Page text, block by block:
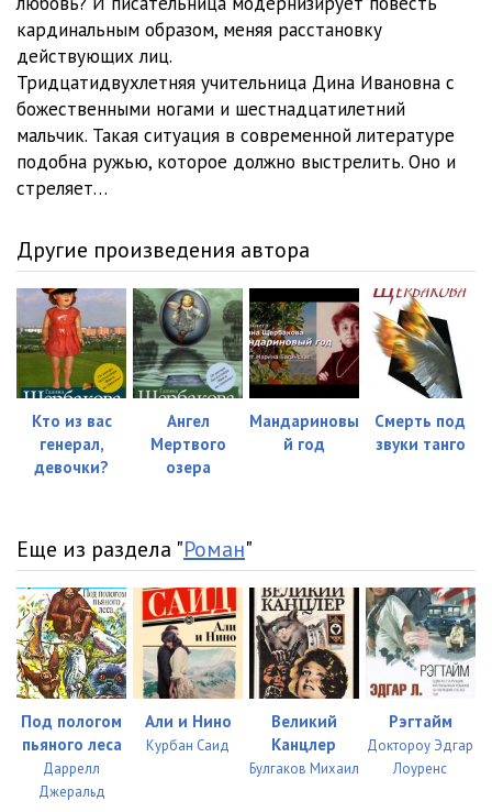
Malchik_i_Devochka_16
Malchik_i_Devochka_17 05:01
Malchik_i_Devochka_18 05:01
Malchik_i_Devochka_19 05:00
Malchik_i_Devochka_21
Malchik_i_Devochka_22 05:00
Malchik_i_Devochka_23 05:01
Malchik_i_Devochka_24 05:02
Malchik_i_Devochka_25 05:01
Malchik_i_Devochka_26
Malchik_i_Devochka_28 05:01
Malchik_i_Devochka_29 05:00
Malchik_i_Devochka_30 05:01
Malchik_i_Devochka_31 05:02
Malchik_i_Devochka_32 05:02
Malchik_i_Devochka_33
кардинальным образом, меняя расстановку
действующих лиц.
Тридцатидвухлетняя учительница Дина Ивановна с
божественными ногами и шестнадцатилетний
мальчик. Такая ситуация в современной литературе
подобна ружью, которое должно выстрелить. Оно и
стреляет…
Другие произведения автора
Кто из вас
генерал,
девочки?
Ангел
Мертвого
озера
Мандариновы
й год
Смерть под
звуки танго
Еще из раздела "Роман"
Под пологом
пьяного леса
Даррелл
Джеральд
Али и Нино
Курбан Саид
Великий
Канцлер
Булгаков Михаил
Рэгтайм
Доктороу Эдгар
Лоуренс